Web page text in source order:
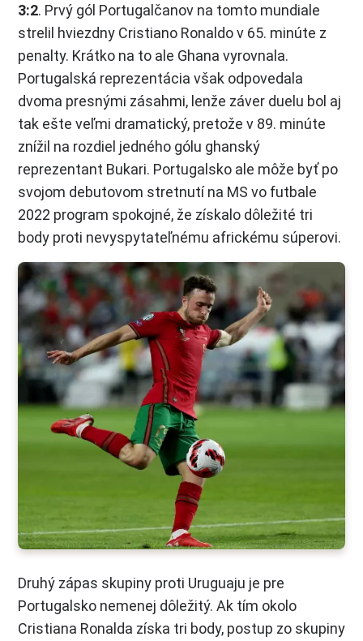
3:2. Prvý gól Portugalčanov na tomto mundiale
strelil hviezdny Cristiano Ronaldo v 65. minúte z
penalty. Krátko na to ale Ghana vyrovnala.
Portugalská reprezentácia však odpovedala
dvoma presnými zásahmi, lenže záver duelu bol aj
tak ešte veľmi dramatický, pretože v 89. minúte
znížil na rozdiel jedného gólu ghanský
reprezentant Bukari. Portugalsko ale môže byť po
svojom debutovom stretnutí na MS vo futbale
2022 program spokojné, že získalo dôležité tri
body proti nevyspytateľnému africkému súperovi.
Druhý zápas skupiny proti Uruguaju je pre
Portugalsko nemenej dôležitý. Ak tím okolo
Cristiana Ronalda získa tri body, postup zo skupiny